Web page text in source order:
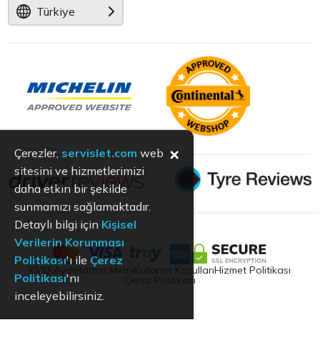
Türkiye
Aydınlatma Metni Kullanım KoşullarıHizmet Politikası
Çerez Politikası
Çerezler, servislet.com web
sitesini ve hizmetlerimizi
daha etkin bir şekilde
sunmamızı sağlamaktadır.
Detaylı bilgi için Kişisel
Verilerin Korunması
Politikası'ı ile Çerez
Politikası'nı
inceleyebilirsiniz.
×